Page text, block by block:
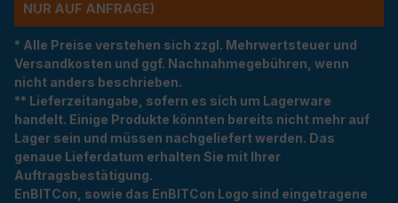
R AUF ANFRAGE)
* Alle Preise verstehen sich zzgl. Mehrwertsteuer und
Versandkosten und ggf. Nachnahmegebühren, wenn
nicht anders beschrieben.
** Lieferzeitangabe, sofern es sich um Lagerware
handelt. Einige Produkte könnten bereits nicht mehr auf
Lager sein und müssen nachgeliefert werden. Das
genaue Lieferdatum erhalten Sie mit Ihrer
Auftragsbestätigung.
EnBITCon, sowie das EnBITCon Logo sind eingetragene